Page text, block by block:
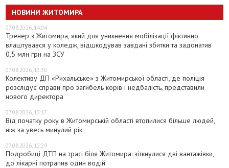
НОВИНИ ЖИТОМИРА
07.08.2026, 14:04
Тренер з Житомира, який для уникнення мобілізації фіктивно
влаштувався у коледж, відшкодував завдані збитки та задонатив
0,5 млн грн на ЗСУ
07.08.2026, 13:30
Колективу ДП «Рихальське» з Житомирської області, де поліція
розслідує справи про загибель корів і недбалість, представили
нового директора
07.08.2026, 13:17
Від початку року в Житомирській області втопилися більше людей,
ніж за увесь минулий рік
07.08.2026, 12:29
Подробиці ДТП на трасі біля Житомира: зіткнулися дві вантажівки,
до лікарні потрапив один водій